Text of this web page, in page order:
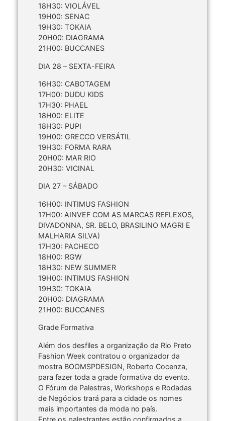
18H30: VIOLÁVEL
19H00: SENAC
19H30: TOKAIA
20H00: DIAGRAMA
21H00: BUCCANES
DIA 28 – SEXTA-FEIRA
16H30: CABOTAGEM
17H00: DUDU KIDS
17H30: PHAEL
18H00: ELITE
18H30: PUPI
19H00: GRECCO VERSÁTIL
19H30: FORMA RARA
20H00: MAR RIO
20H30: VICINAL
DIA 27 – SÁBADO
16H00: INTIMUS FASHION
17H00: AINVEF COM AS MARCAS REFLEXOS,
DIVADONNA, SR. BELO, BRASILINO MAGRI E
MALHARIA SILVA)
17H30: PACHECO
18H00: RGW
18H30: NEW SUMMER
19H00: INTIMUS FASHION
19H30: TOKAIA
20H00: DIAGRAMA
21H00: BUCCANES
Grade Formativa
Além dos desfiles a organização da Rio Preto
Fashion Week contratou o organizador da
mostra BOOMSPDESIGN, Roberto Cocenza,
para fazer toda a grade formativa do evento.
O Fórum de Palestras, Workshops e Rodadas
de Negócios trará para a cidade os nomes
mais importantes da moda no país.
Entre os palestrantes estão confirmados a